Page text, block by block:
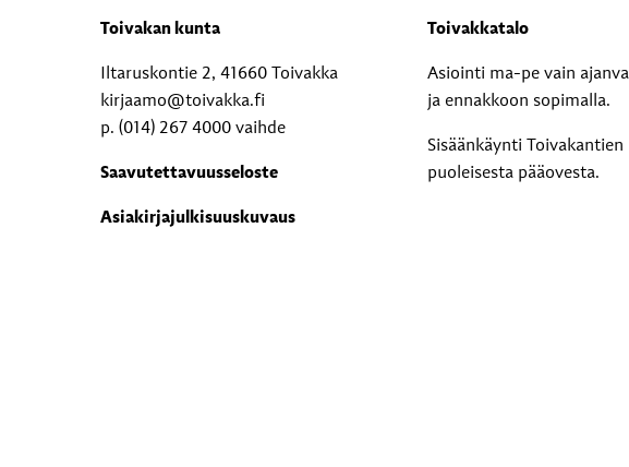
Toivakan kunta
Iltaruskontie 2, 41660 Toivakka
kirjaamo@toivakka.fi
p. (014) 267 4000 vaihde
Saavutettavuusseloste
Asiakirjajulkisuuskuvaus
Toivakkatalo
Asiointi ma-pe vain
ja ennakkoon sopimalla.
Sisäänkäynti Toivakantien
puoleisesta pääovesta.